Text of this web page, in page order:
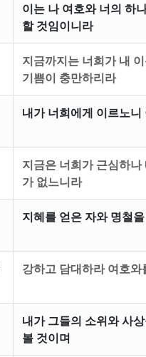
이는 나 여호와 너의 하
할 것임이니라
지금까지는 너희가 내
기쁨이 충만하리라
내가 너희에게 이르노
지금은 너희가 근심하
가 없느니라
지혜를 얻은 자와 명철
강하고 담대하라 여호
내가 그들의 소위와 사
볼 것이며